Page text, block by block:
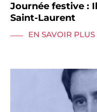
Journée festive :
Saint-Laurent
EN SAVOIR PLUS